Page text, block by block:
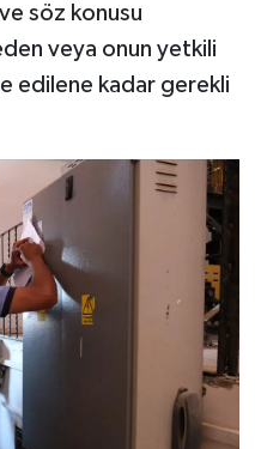
söz konusu
veya onun yetkili
edilene kadar gerekli